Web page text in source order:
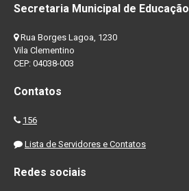
Secretaria Municipal de Educação
Rua Borges Lagoa, 1230
Vila Clementino
CEP: 04038-003
Contatos
156
Lista de Servidores e Contatos
Redes sociais